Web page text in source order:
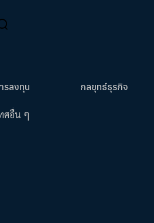
รลงทุน กลยุทธ์ธุรกิจ